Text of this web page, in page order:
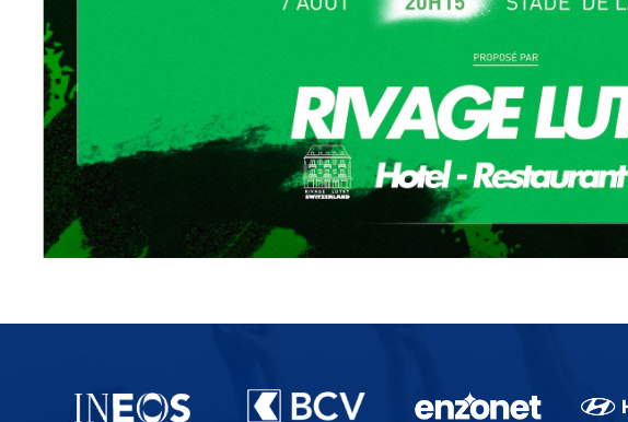
Partenaires du lausanne-Sport